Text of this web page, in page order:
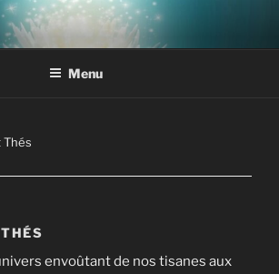
Menu
Thés
envoûtant de nos tisanes aux